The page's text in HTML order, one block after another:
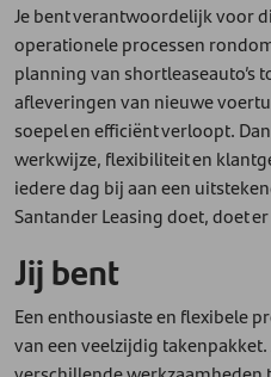
Je bent verantwoordelijk voor
operationele processen
planning van shortleaseauto’s
afleveringen van nieuwe
soepel en efficiënt verloopt.
werkwijze, flexibiliteit en
iedere dag bij aan een
Santander Leasing doet, doet
Jij bent
Een enthousiaste en flexibele
van een veelzijdig